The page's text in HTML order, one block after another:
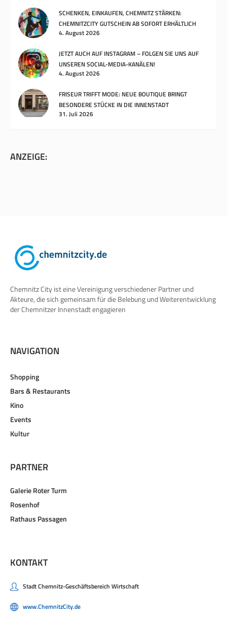
SCHENKEN, EINKAUFEN, CHEMNITZ STÄRKEN:
CHEMNITZCITY GUTSCHEIN AB SOFORT ERHÄLTLICH
4. August 2026
JETZT AUCH AUF INSTAGRAM – FOLGEN SIE UNS AUF
UNSEREN SOCIAL-MEDIA-KANÄLEN!
4. August 2026
FRISEUR TRIFFT MODE: NEUE BOUTIQUE BRINGT
BESONDERE STÜCKE IN DIE INNENSTADT
31. Juli 2026
ANZEIGE:
Chemnitz City ist eine Vereinigung verschiedener Partner und
Akteure, die sich gemeinsam für die Belebung und Weiterentwicklung
der Chemnitzer Innenstadt engagieren
NAVIGATION
Shopping
Bars & Restaurants
Kino
Events
Kultur
PARTNER
Galerie Roter Turm
Rosenhof
Rathaus Passagen
KONTAKT
Stadt Chemnitz-Geschäftsbereich Wirtschaft
www.ChemnitzCity.de